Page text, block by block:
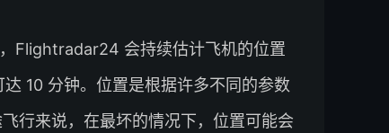
Flightradar24 会持续估计飞机的位置
10 分钟。位置是根据许多不同的参数
行来说，在最坏的情况下，位置可能会